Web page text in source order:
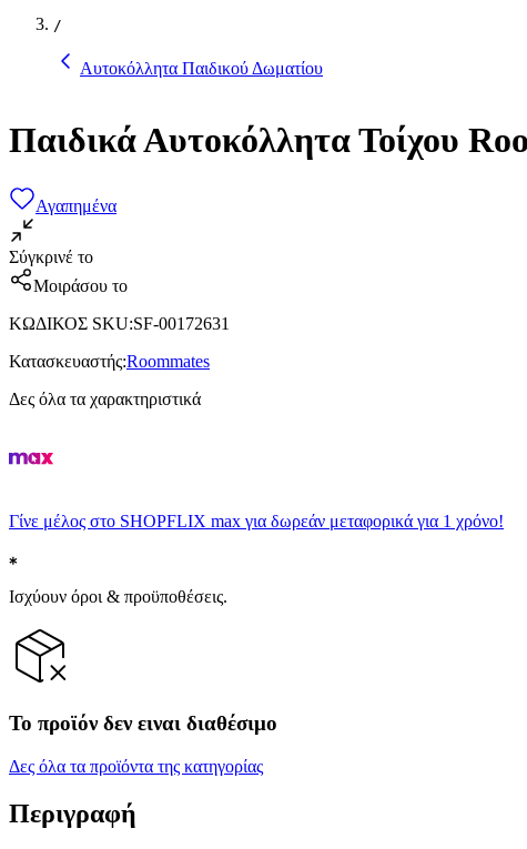
/
Αυτοκόλλητα Παιδικού Δωματίου
Παιδικά Αυτοκόλλητα Τοίχου
Αγαπημένα
Σύγκρινέ το
Μοιράσου το
ΚΩΔΙΚΟΣ SKU:SF-00172631
Κατασκευαστής:Roommates
Δες όλα τα χαρακτηριστικά
Γίνε μέλος στο SHOPFLIX max για δωρεάν μεταφορικά για 1 χρόνο!
Ισχύουν όροι & προϋποθέσεις.
Το προϊόν δεν ειναι διαθέσιμο
Δες όλα τα προϊόντα της κατηγορίας
Περιγραφή